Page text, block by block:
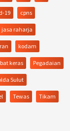
19 cpns
jasa raharja
kodam
keras Pegadaian
Sulut
Tewas Tikam